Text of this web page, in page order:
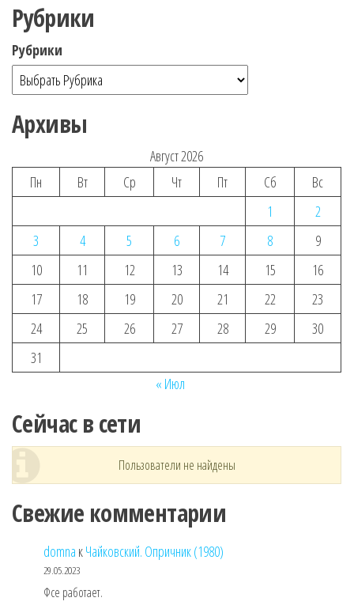
Рубрики
Рубрики
Архивы
Август 2026
Пн
Вт Ср Чт Пт Сб
Вс
1
2
3
4 5 6 7 8
9
10
11 12 13 14 15
16
17
18 19 20 21 22
23
24
25 26 27 28 29
30
31
« Июл
Сейчас в сети
Пользователи не найдены
Свежие комментарии
domna кЧайковский. Опричник (1980)
29.05.2023
Фсе работает.